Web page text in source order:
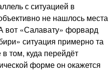
с ситуацией в
не нашлось места
вот «Салавату» форвард
ситуация примерно та
том, куда перейдёт
форме он окажется